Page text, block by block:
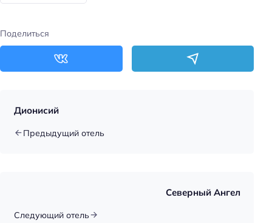
Поделиться
Дионисий
Предыдущий отель
Северный Ангел
Следующий отель